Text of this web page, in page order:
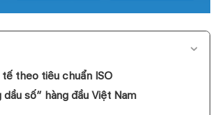
theo tiêu chuẩn ISO
số” hàng đầu Việt Nam